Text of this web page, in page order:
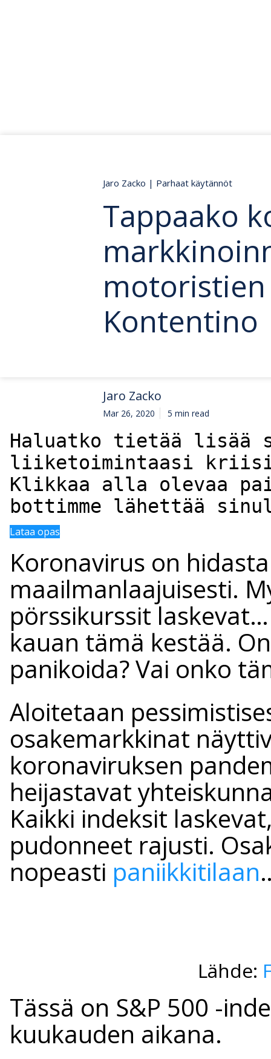
Jaro Zacko | Parhaat käytännöt
Tappaako
Kontentino
Jaro Zacko
Mar 26, 2020 5 min read
Haluatko tietää
liiketoimintaasi
Klikkaa alla olevaa
bottimme lähettää
Lataa opas
Koronavirus on
maailmanlaajuisesti.
pörssikurssit
kauan tämä kestää.
panikoida? Vai onko
Aloitetaan
osakemarkkinat
koronaviruksen
heijastavat
Kaikki indeksit
pudonneet rajusti.
nopeasti paniikkitilaan
Lähde:
Tässä on S&P 500 -
kuukauden aikana.